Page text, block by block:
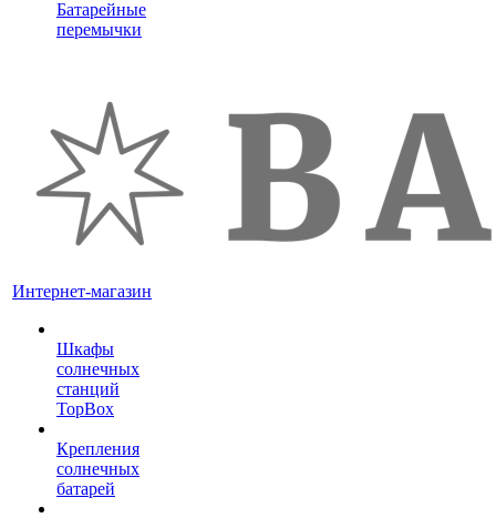
Батарейные
перемычки
Интернет-магазин
Шкафы
солнечных
станций
TopBox
Крепления
солнечных
батарей